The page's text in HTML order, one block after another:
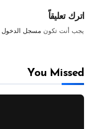
اترك تعليقاً
يجب أنت تكون مسجل الدخول
You Missed